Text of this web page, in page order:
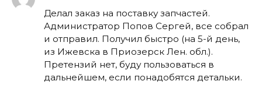
Делал заказ на поставку запчастей.
Администратор Попов Сергей, все собрал
и отправил. Получил быстро (на 5-й день,
из Ижевска в Приозерск Лен. обл.).
Претензий нет, буду пользоваться в
дальнейшем, если понадобятся детальки.